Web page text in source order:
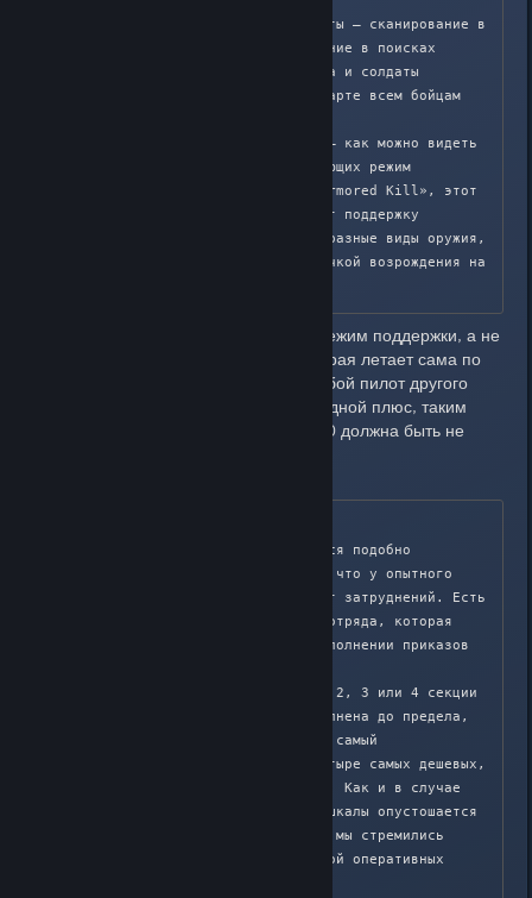
- два вида сканирования карты – сканирование в
поисках техники и сканирование в поисках
пехоты. Обнаруженная техника и солдаты
длительное время видны на карте всем бойцам
- штурмовой самолет AC-130 – как можно видеть
в видеороликах, демонстрирующих режим
командира и в ролике BF3 «Armored Kill», этот
грозный самолет обеспечивает поддержку
наземных частей, используя разные виды оружия,
а также служит мобильной точкой возрождения на
Сам факт переноса АС-130 в режим поддержки, а не
какой-то консервной банки которая летает сама по
себе и которую может сбить любой пилот другого
самолета за один заход - очередной плюс, таким
образом эффективность АС-130 должна быть не
Данные ресурсы зарабатываются подобно
оперативным улучшениям, так что у опытного
бойца отряда с ними не будет затруднений. Есть
специальная шкала ресурсов отряда, которая
заполняется при успешном выполнении приказов
Каждый ресурс использует 1, 2, 3 или 4 секции
этой шкалы. Если шкала заполнена до предела,
командир может использовать самый
дорогостоящий ресурс или четыре самых дешевых,
– в зависимости от ситуации. Как и в случае
гибели всего отряда, часть шкалы опустошается
при использовании ресурса – мы стремились
сохранить сходство с системой оперативных